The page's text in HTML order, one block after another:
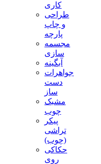
کاری
طراحی
و چاپ
پارچه
مجسمه
سازی
آبگینه
جواهرات
دست
ساز
مشبک
چوب
پیکر
تراشی
(چوب)
حکاکی
روی